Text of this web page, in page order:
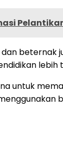
beternak
lebih
untuk